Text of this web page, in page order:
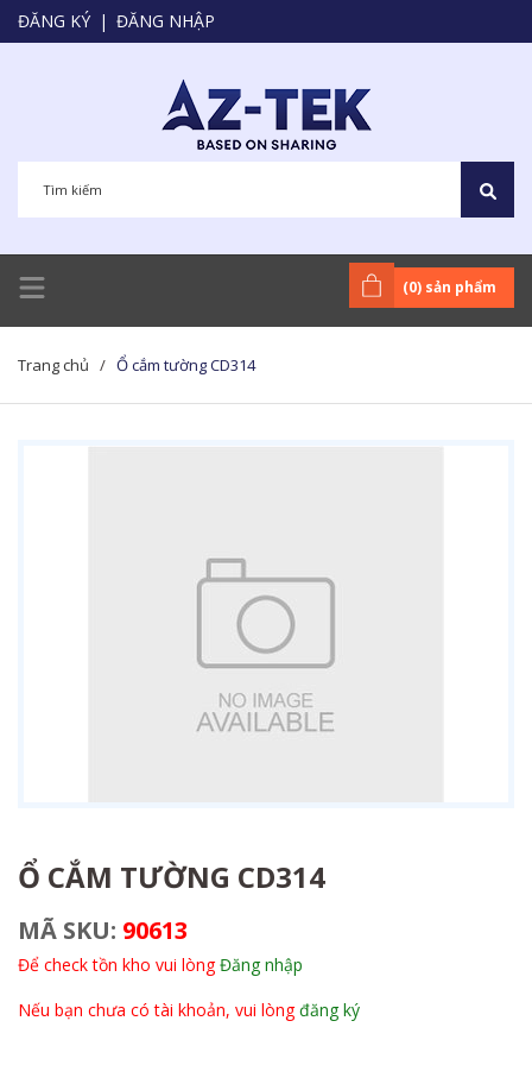
ĐĂNG KÝ | ĐĂNG NHẬP
(0) sản phẩm
Trang chủ / Ổ cắm tường CD314
Ổ CẮM TƯỜNG CD314
MÃ SKU: 90613
Để check tồn kho vui lòngĐăng nhập
Nếu bạn chưa có tài khoản, vui lòngđăng ký